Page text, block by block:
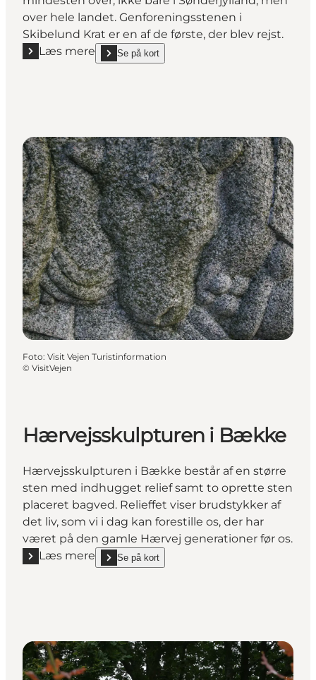
over hele landet. Genforeningsstenen i
Skibelund Krat er en af de første, der blev rejst.
Læs mere
Læs mere "Genforeningsstenen i Skibelund Krat"
Se på kort
show Genforeningsstenen i Skibelund Krat on_map
Foto: Visit Vejen Turistinformation
© VisitVejen
Hærvejsskulpturen i Bække
Hærvejsskulpturen i Bække består af en større
sten med indhugget relief samt to oprette sten
placeret bagved. Relieffet viser brudstykker af
det liv, som vi i dag kan forestille os, der har
været på den gamle Hærvej generationer før os.
Læs mere
Læs mere "Hærvejsskulpturen i Bække"
Se på kort
show Hærvejsskulpturen i Bække on_map